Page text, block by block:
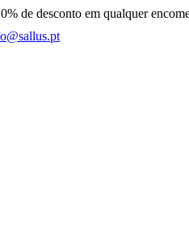
de desconto em qualquer